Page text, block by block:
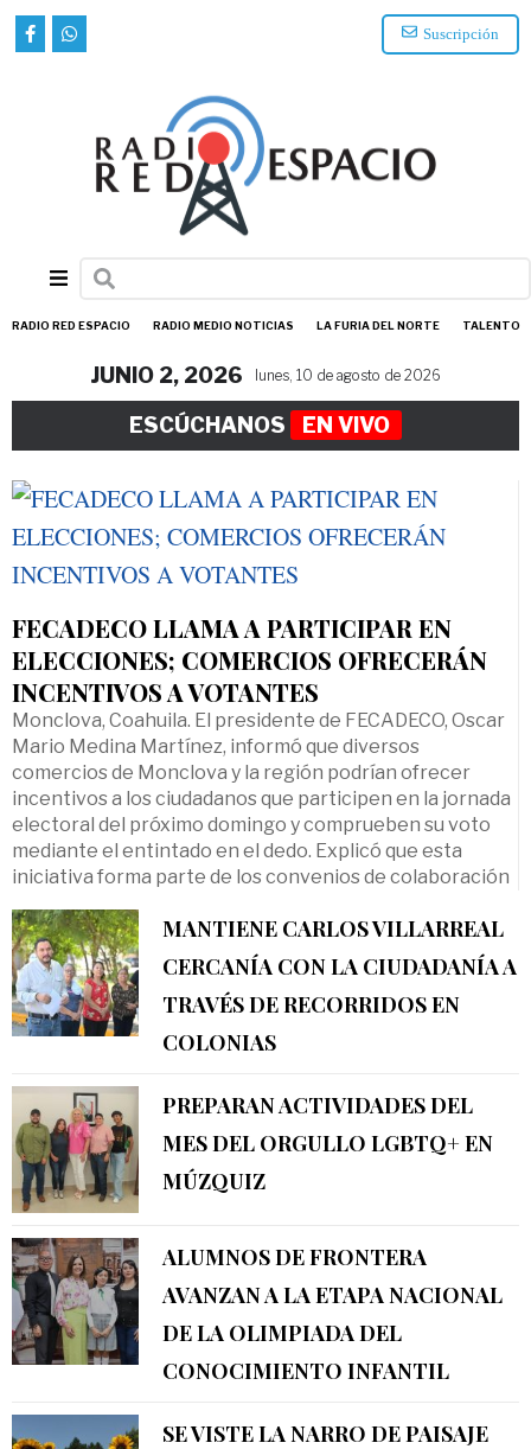
Suscripción
RADIO RED ESPACIO RADIO MEDIO NOTICIAS LA FURIA DEL NORTE TALENTO
JUNIO 2, 2026 lunes, 10 de agosto de 2026
ESCÚCHANOS EN VIVO
FECADECO LLAMA A PARTICIPAR EN
ELECCIONES; COMERCIOS OFRECERÁN
INCENTIVOS A VOTANTES
Monclova, Coahuila. El presidente de FECADECO, Oscar
Mario Medina Martínez, informó que diversos
comercios de Monclova y la región podrían ofrecer
incentivos a los ciudadanos que participen en la jornada
electoral del próximo domingo y comprueben su voto
mediante el entintado en el dedo. Explicó que esta
iniciativa forma parte de los convenios de colaboración
MANTIENE CARLOS VILLARREAL
CERCANÍA CON LA CIUDADANÍA A
TRAVÉS DE RECORRIDOS EN
COLONIAS
PREPARAN ACTIVIDADES DEL
MES DEL ORGULLO LGBTQ+ EN
MÚZQUIZ
ALUMNOS DE FRONTERA
AVANZAN A LA ETAPA NACIONAL
DE LA OLIMPIADA DEL
CONOCIMIENTO INFANTIL
SE VISTE LA NARRO DE PAISAJE